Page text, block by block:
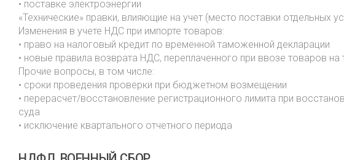
• поставке электроэнергии
«Технические» правки, влияющие на учет (место поставки отдельных
Изменения в учете НДС при импорте товаров:
• право на налоговый кредит по временной таможенной декларации
• новые правила возврата НДС, переплаченного при ввозе товаров
Прочие вопросы, в том числе:
• сроки проведения проверки при бюджетном возмещении
• перерасчет/восстановление регистрационного лимита при
суда
• исключение квартального отчетного периода